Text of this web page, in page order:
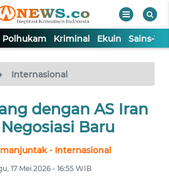
Polhukam Kriminal Ekuin Sains-
Internasional
dengan AS Iran
Baru
- Internasional
17 Mei 2026 - 16:55 WIB